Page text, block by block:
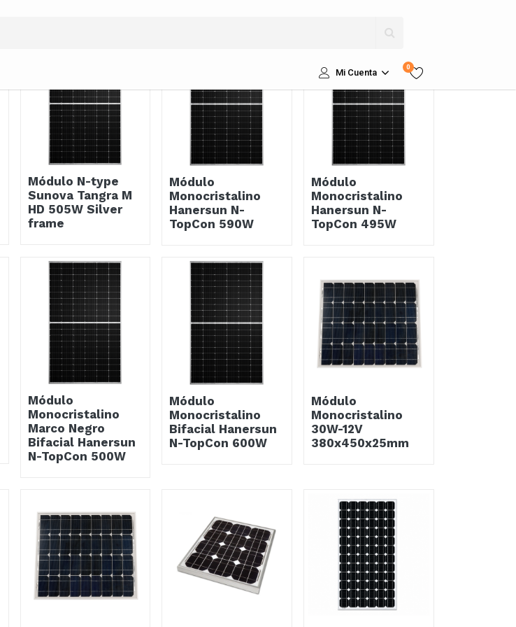
Mi Cuenta
0
Módulo N-type
Sunova Tangra M
HD 505W Silver
frame
Módulo
Monocristalino
Hanersun N-
TopCon 590W
Módulo
Monocristalino
Hanersun N-
TopCon 495W
Módulo
Monocristalino
Marco Negro
Bifacial Hanersun
N-TopCon 500W
Módulo
Monocristalino
Bifacial Hanersun
N-TopCon 600W
Módulo
Monocristalino
30W-12V
380x450x25mm